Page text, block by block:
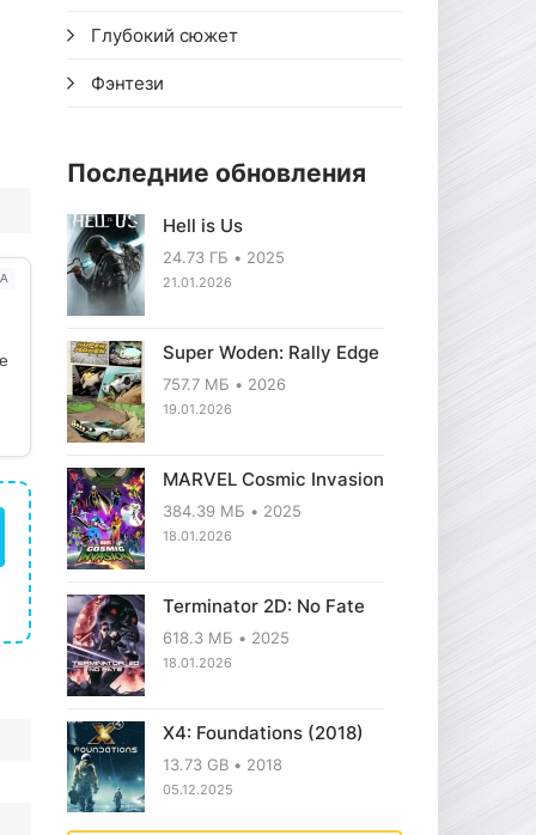
Глубокий сюжет
Фэнтези
Последние обновления
Hell is Us
24.73 ГБ 2025
21.01.2026
Super Woden: Rally Edge
757.7 МБ 2026
19.01.2026
MARVEL Cosmic Invasion
384.39 МБ 2025
18.01.2026
Terminator 2D: No Fate
618.3 МБ 2025
18.01.2026
X4: Foundations (2018)
13.73 GB 2018
05.12.2025